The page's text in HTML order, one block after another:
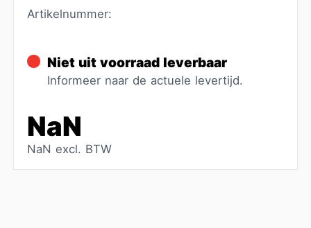
Artikelnummer:
Niet uit voorraad leverbaar
Informeer naar de actuele levertijd.
NaN
NaN excl. BTW